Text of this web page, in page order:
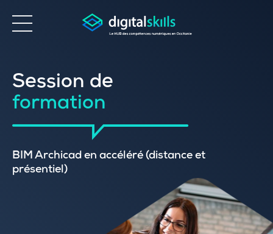
Accessibilité
Session de
formation
BIM Archicad en accéléré (distance et
présentiel)